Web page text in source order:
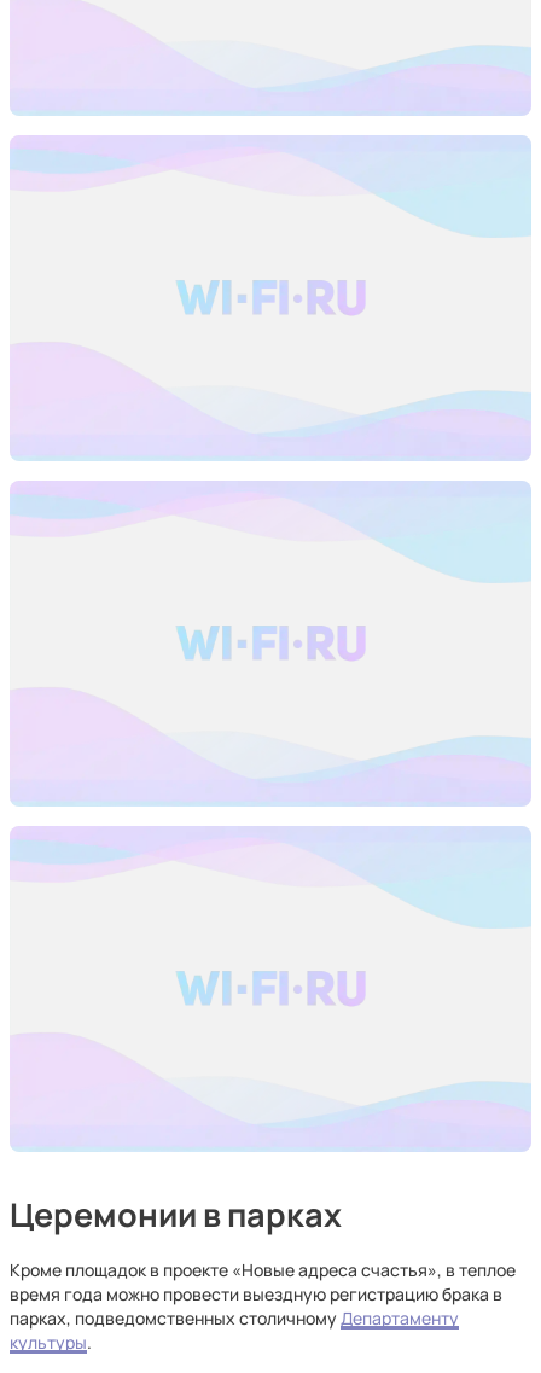
Церемонии в парках
Кроме площадок в проекте «Новые адреса счастья», в теплое
время года можно провести выездную регистрацию брака в
парках, подведомственных столичномуДепартаменту
культуры.